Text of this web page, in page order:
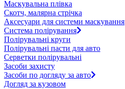
Маскувальна плівка
Скотч, малярна стрічка
Аксесуари для системи маскування
Система полірування
Полірувальні круги
Полірувальні пасти для авто
Серветки полірувальні
Засоби захисту
Засоби по догляду за авто
Догляд за кузовом